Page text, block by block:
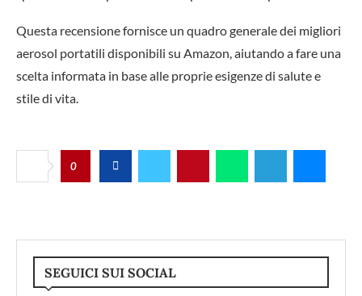
Questa recensione fornisce un quadro generale dei migliori
aerosol portatili disponibili su Amazon, aiutando a fare una
scelta informata in base alle proprie esigenze di salute e
stile di vita.
0
SEGUICI SUI SOCIAL